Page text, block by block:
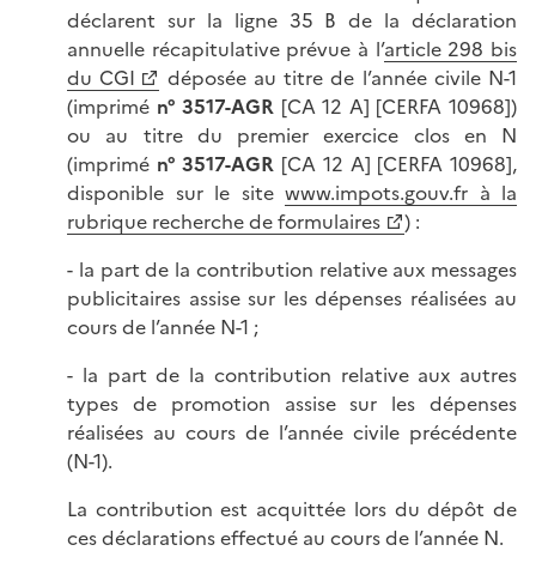
déclarent sur la ligne 35 B de la déclaration
annuelle récapitulative prévue à l’article 298 bis
du CGI
déposée au titre de l’année civile N-1
(imprimé n° 3517-AGR [CA 12 A] [CERFA 10968])
ou au titre du premier exercice clos en N
(imprimé n° 3517-AGR [CA 12 A] [CERFA 10968],
disponible sur le site www.impots.gouv.fr à la
rubrique recherche de formulaires
) :
- la part de la contribution relative aux messages
publicitaires assise sur les dépenses réalisées au
cours de l’année N-1 ;
- la part de la contribution relative aux autres
types de promotion assise sur les dépenses
réalisées au cours de l’année civile précédente
(N-1).
La contribution est acquittée lors du dépôt de
ces déclarations effectué au cours de l’année N.